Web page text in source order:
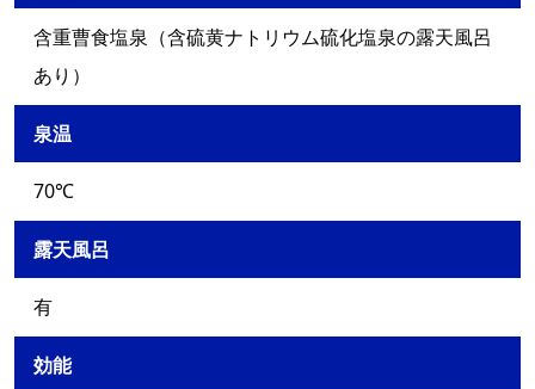
含重曹食塩泉（含硫黄ナトリウム硫化塩泉の露天風呂
あり）
泉温
70℃
露天風呂
有
効能